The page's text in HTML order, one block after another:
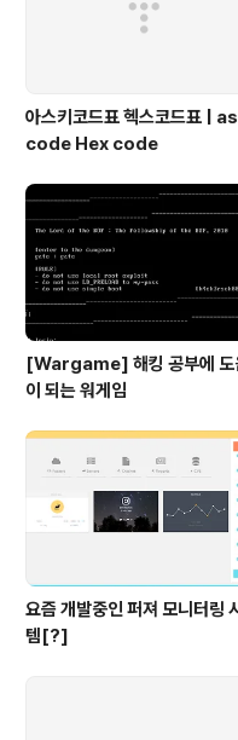
저는 스니퍼를 이..
아스키코드표 헥스코드표 | ascii
code Hex code
[Wargame] 해킹 공부에 도
이 되는 워게임
요즘 개발중인 퍼져 모니터링
템[?]